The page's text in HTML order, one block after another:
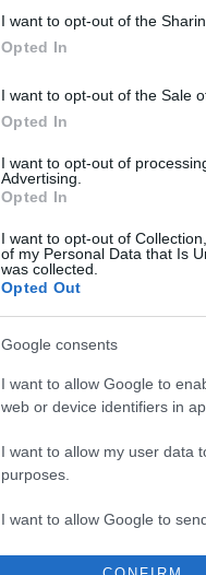
I want to opt-out of the
Opted In
I want to opt-out of the Sale
Opted In
I want to opt-out of
Advertising.
Opted In
I want to opt-out of
of my Personal Data that Is
was collected.
Opted Out
Google consents
I want to allow Google to
web or device identifiers in
I want to allow my user data
purposes.
I want to allow Google to
I want to allow Google to
de jó
A Junior
lép fel a
zenekar.
APrima
megjelent 3.
befelé